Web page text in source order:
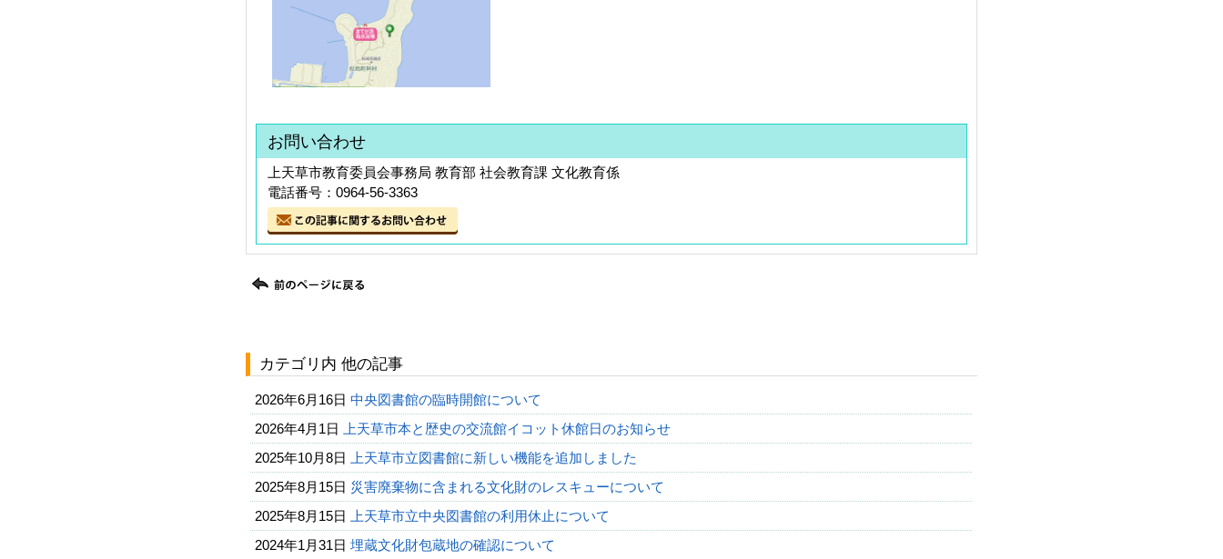
お問い合わせ
上天草市教育委員会事務局 教育部 社会教育課 文化教育係
電話番号：0964-56-3363
カテゴリ内 他の記事
2026年6月16日 中央図書館の臨時開館について
2026年4月1日
上天草市本と歴史の交流館イコット休館日のお知らせ
2025年10月8日
上天草市立図書館に新しい機能を追加しました
2025年8月15日 災害廃棄物に含まれる文化財のレスキューについて
2025年8月15日
上天草市立中央図書館の利用休止について
2024年1月31日 埋蔵文化財包蔵地の確認について